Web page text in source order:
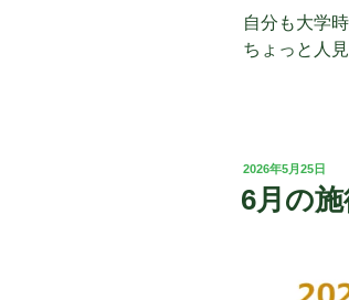
自分も大学
ちょっと人
投
日:
2026年5月25日
6月の施